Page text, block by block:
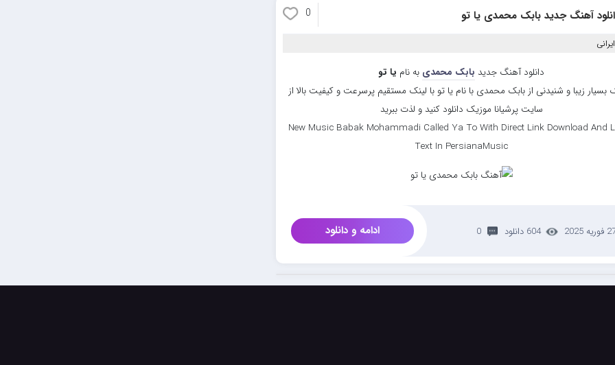
آهنگ جدید بابک محمدی یا تو 0
دانلود آهنگ جدید بابک محمدی به نام یا تو
بسیار زیبا و شنیدنی از بابک محمدی با نام یا تو با لینک مستقیم پرسرعت و کیفیت بالا از
سایت پرشیانا موزیک دانلود کنید و لذت ببرید
New Music Babak Mohammadi Called Ya To With Direct Link Download And
Text In PersianaMusic
2025 604 دانلود 0 ادامه و دانلود